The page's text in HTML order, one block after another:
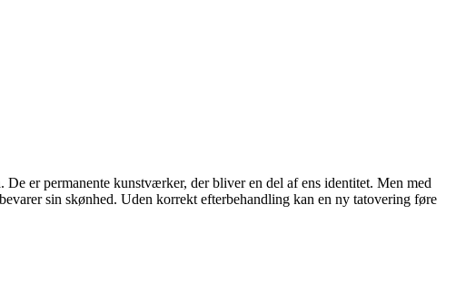
er permanente kunstværker, der bliver en del af ens identitet. Men med
sin skønhed. Uden korrekt efterbehandling kan en ny tatovering føre